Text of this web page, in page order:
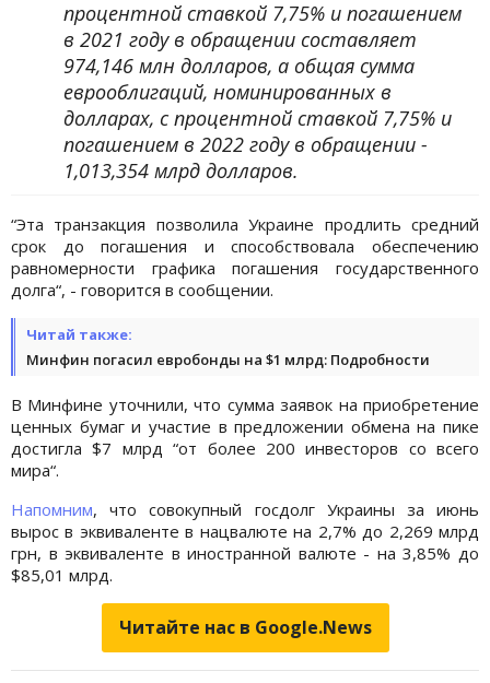
процентной ставкой 7,75% и погашением
в 2021 году в обращении составляет
974,146 млн долларов, а общая сумма
еврооблигаций, номинированных в
долларах, с процентной ставкой 7,75% и
погашением в 2022 году в обращении -
1,013,354 млрд долларов.
“Эта транзакция позволила Украине продлить средний
срок до погашения и способствовала обеспечению
равномерности графика погашения государственного
долга“, - говорится в сообщении.
Читай также:
Минфин погасил евробонды на $1 млрд: Подробности
В Минфине уточнили, что сумма заявок на приобретение
ценных бумаг и участие в предложении обмена на пике
достигла $7 млрд “от более 200 инвесторов со всего
мира“.
Напомним, что совокупный госдолг Украины за июнь
вырос в эквиваленте в нацвалюте на 2,7% до 2,269 млрд
грн, в эквиваленте в иностранной валюте - на 3,85% до
$85,01 млрд.
Читайте нас в Google.News